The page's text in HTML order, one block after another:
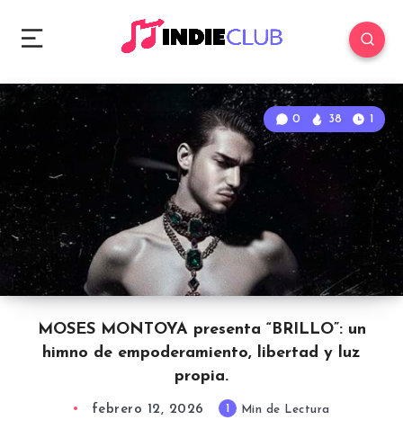
MOSES MONTOYA presenta “BRILLO”: un
himno de empoderamiento, libertad y luz
propia.
0 38 1
febrero 12, 2026 Min de Lectura